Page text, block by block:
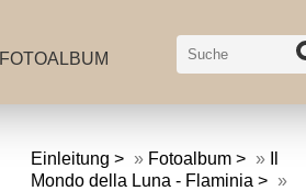
FOTOALBUM
Einleitung » Fotoalbum »
Mondo della Luna - Flaminia
»